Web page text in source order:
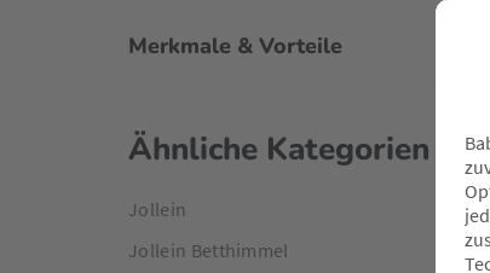
Merkmale & Vorteile
Ähnliche Kategorien
Jollein
Jollein Betthimmel